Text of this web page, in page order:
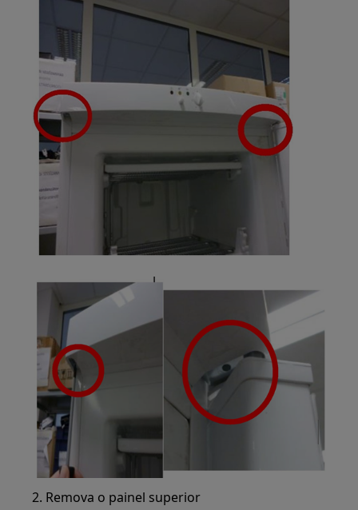
2. Remova o painel superior